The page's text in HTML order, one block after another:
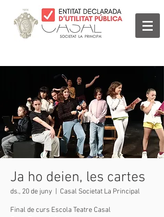
Ja ho deien, les cartes
ds., 20 de juny Casal Societat La Principal
Final de curs Escola Teatre Casal